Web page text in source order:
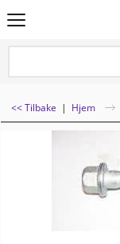
<< Tilbake | Hjem